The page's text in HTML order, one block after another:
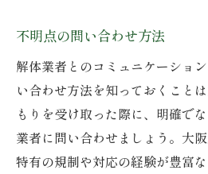
不明点の問い合わせ方法
解体業者とのコミュニケーショ
い合わせ方法を知っておくこと
もりを受け取った際に、明確で
業者に問い合わせましょう。大
特有の規制や対応の経験が豊富